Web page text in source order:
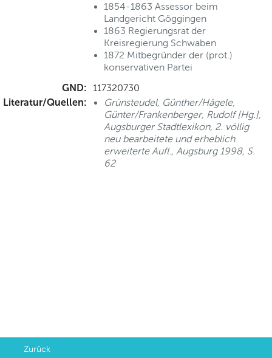
1854-1863 Assessor beim
Landgericht Göggingen
1863 Regierungsrat der
Kreisregierung Schwaben
1872 Mitbegründer der (prot.)
konservativen Partei
GND: 117320730
Literatur/Quellen:
Grünsteudel, Günther/Hägele,
Günter/Frankenberger, Rudolf [Hg.],
Augsburger Stadtlexikon, 2. völlig
neu bearbeitete und erheblich
erweiterte Aufl., Augsburg 1998, S.
62
Zurück